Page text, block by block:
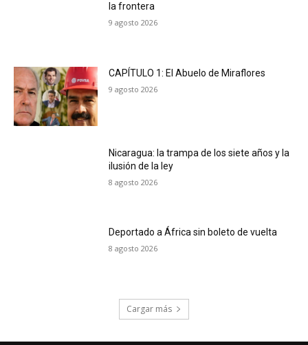
la frontera
9 agosto 2026
CAPÍTULO 1: El Abuelo de Miraflores
9 agosto 2026
Nicaragua: la trampa de los siete años y la
ilusión de la ley
8 agosto 2026
Deportado a África sin boleto de vuelta
8 agosto 2026
Cargar más